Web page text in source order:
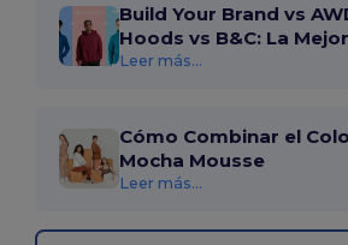
Build Your Brand vs
Hoods vs B&C: La
Leer más...
Cómo Combinar el
Mocha Mousse
Leer más...